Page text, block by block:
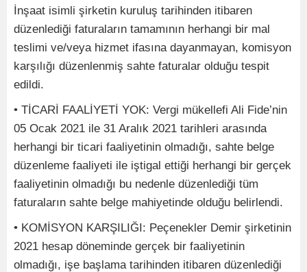
İnşaat isimli şirketin kuruluş tarihinden itibaren
düzenlediği faturaların tamamının herhangi bir mal
teslimi ve/veya hizmet ifasına dayanmayan, komisyon
karşılığı düzenlenmiş sahte faturalar olduğu tespit
edildi.
• TİCARİ FAALİYETİ YOK: Vergi mükellefi Ali Fide’nin
05 Ocak 2021 ile 31 Aralık 2021 tarihleri arasında
herhangi bir ticari faaliyetinin olmadığı, sahte belge
düzenleme faaliyeti ile iştigal ettiği herhangi bir gerçek
faaliyetinin olmadığı bu nedenle düzenlediği tüm
faturaların sahte belge mahiyetinde olduğu belirlendi.
• KOMİSYON KARŞILIĞI: Peçenekler Demir şirketinin
2021 hesap döneminde gerçek bir faaliyetinin
olmadığı, işe başlama tarihinden itibaren düzenlediği